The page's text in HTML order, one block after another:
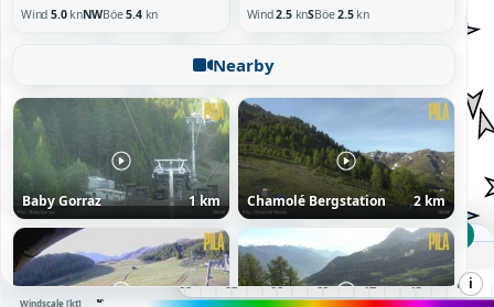
DO 04:00 UTC
Donnerstag, 06.08.26
000102030405060708091011121314151617 18 19
Windscale [kt] 10
20
30
50
60+
Wind 5.0knNWBöe5.4kn Wind2.5knSBöe2.5kn
Nearby
Baby Gorraz 1 km Chamolé Bergstation 2 km
i